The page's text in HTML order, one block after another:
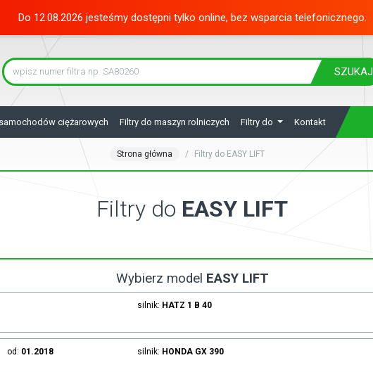
Do 12.08.2026 jesteśmy dostępni tylko online, bez wsparcia telefonicznego.
SZUKAJ
ciężarowych Filtry do maszyn rolniczych Filtry do Kontakt
Strona główna Filtry do EASY LIFT
Filtry do EASY LIFT
Wybierz model EASY LIFT
silnik: HATZ 1 B 40
od: 01.2018 silnik: HONDA GX 390